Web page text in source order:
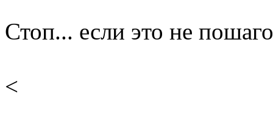
Стоп... если это не
<